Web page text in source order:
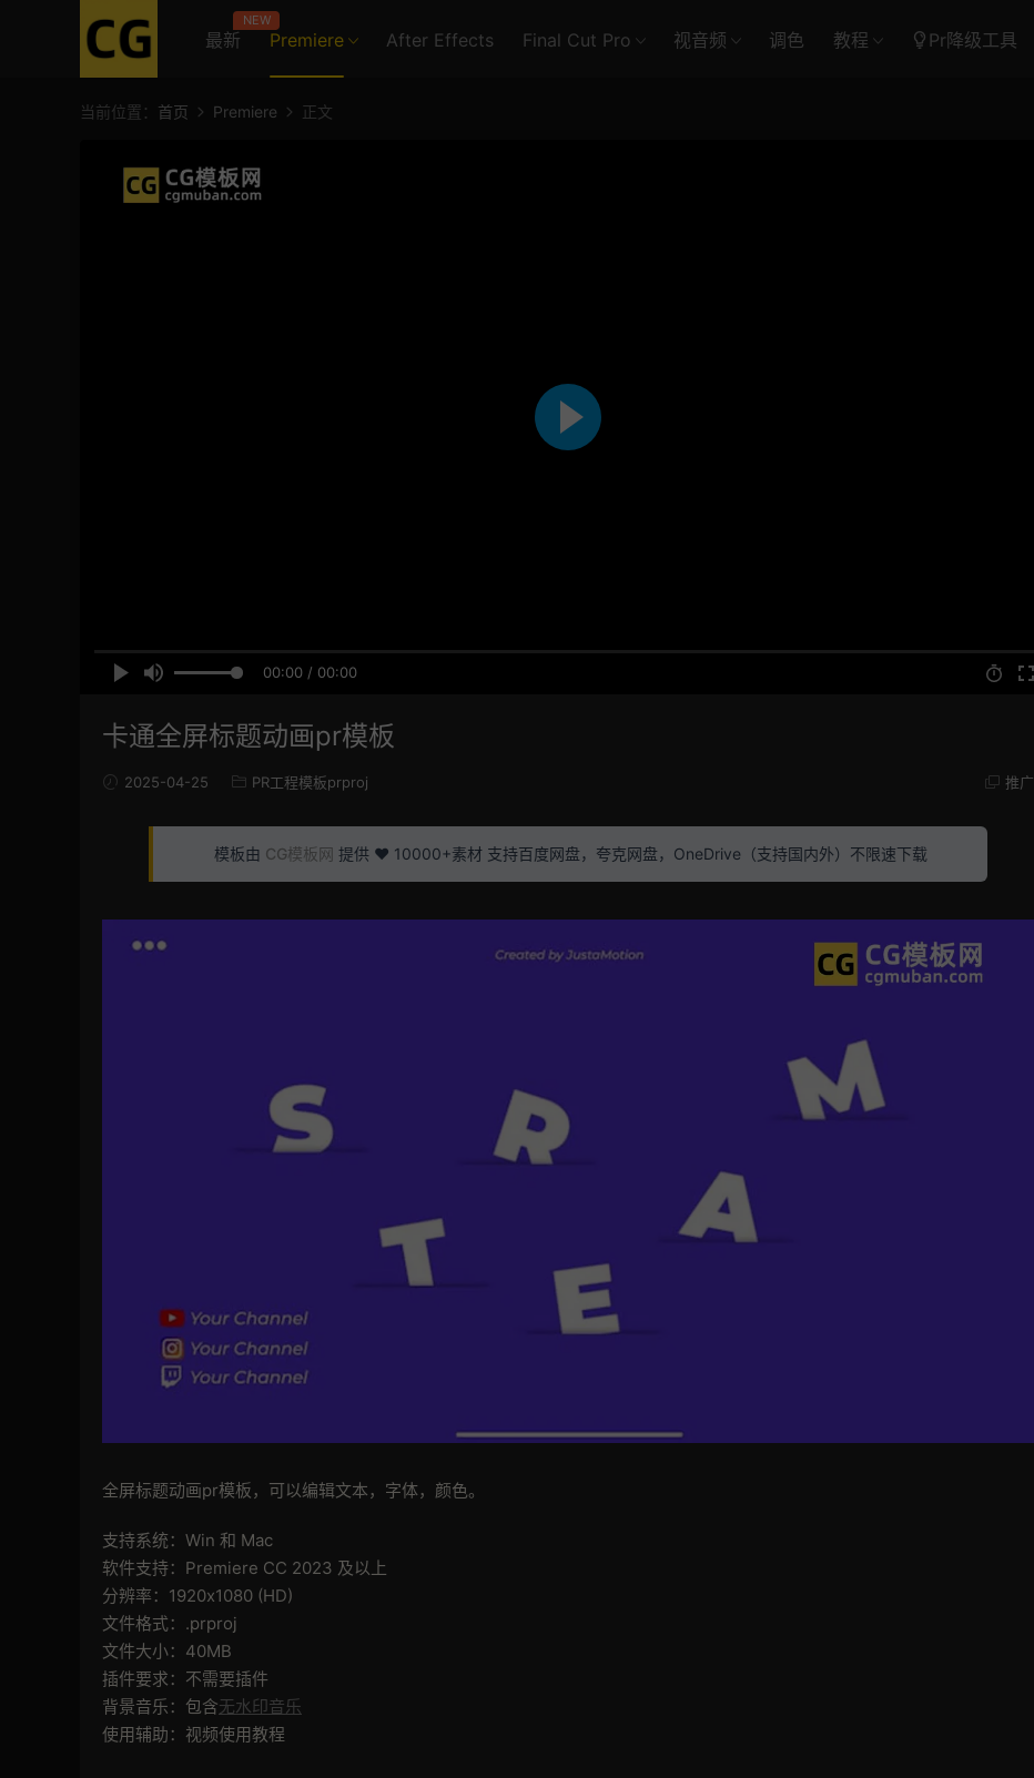
最新
NEW
Premiere After Effects Final Cut Pro 视音频 调色 教程 Pr降级工具
当前位置： 首页 Premiere 正文
00:00 / 00:00
卡通全屏标题动画pr模板
2025-04-25 PR工程模板prproj 推广
模板由 CG模板网 提供 ❤️ 10000+素材 支持百度网盘，夸克网盘，OneDrive（支持国内外）不限速下载
全屏标题动画pr模板，可以编辑文本，字体，颜色。
支持系统：Win 和 Mac
软件支持：Premiere CC 2023 及以上
分辨率：1920x1080 (HD)
文件格式：.prproj
文件大小：40MB
插件要求：不需要插件
背景音乐：包含无水印音乐
使用辅助：视频使用教程